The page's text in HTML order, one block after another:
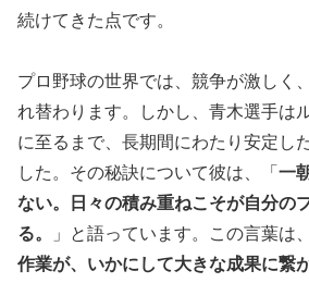
続けてきた点です。
プロ野球の世界では、競争が激しく
れ替わります。しかし、青木選手は
に至るまで、長期間にわたり安定し
した。その秘訣について彼は、「 一
ない。日々の積み重ねこそが自分の
る。
」と語っています。この言葉は、
作業が、いかにして大きな成果に繋